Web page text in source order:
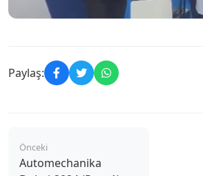
Paylaş:
Önceki
Automechanika